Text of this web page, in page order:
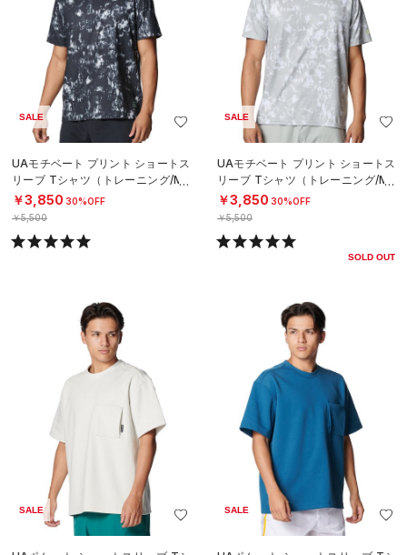
SALE
UAモチベート プリント ショートス
リーブ Tシャツ（トレーニング/ME
N）
￥3,850 30%OFF
￥5,500
SALE
UAモチベート プリント ショートス
リーブ Tシャツ（トレーニング/ME
N）
￥3,850 30%OFF
￥5,500
SOLD OUT
SALE SALE